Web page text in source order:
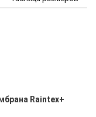
Raintex+